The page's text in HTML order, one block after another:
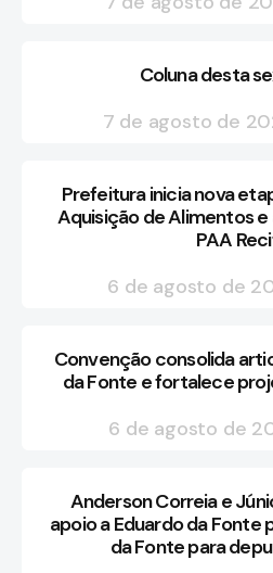
Coluna desta
7 de agosto de
Prefeitura inicia nova
Aquisição de Alimentos
PAA
6 de agosto de
Convenção consolida
da Fonte e fortalece
6 de agosto de
Anderson Correia e
apoio a Eduardo da Fonte
da Fonte para